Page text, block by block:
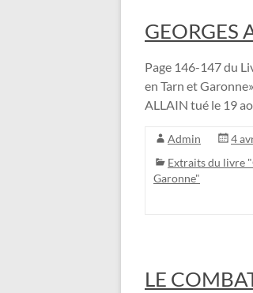
GEORGES
Page 146-147 du
en Tarn et
ALLAIN tué le 19
Admin
4
Extraits du livre
Garonne"
LE